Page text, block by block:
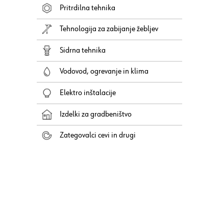
Pritrdilna tehnika
Tehnologija za zabijanje žebljev
Sidrna tehnika
Vodovod, ogrevanje in klima
Elektro inštalacije
Izdelki za gradbeništvo
Zategovalci cevi in drugi